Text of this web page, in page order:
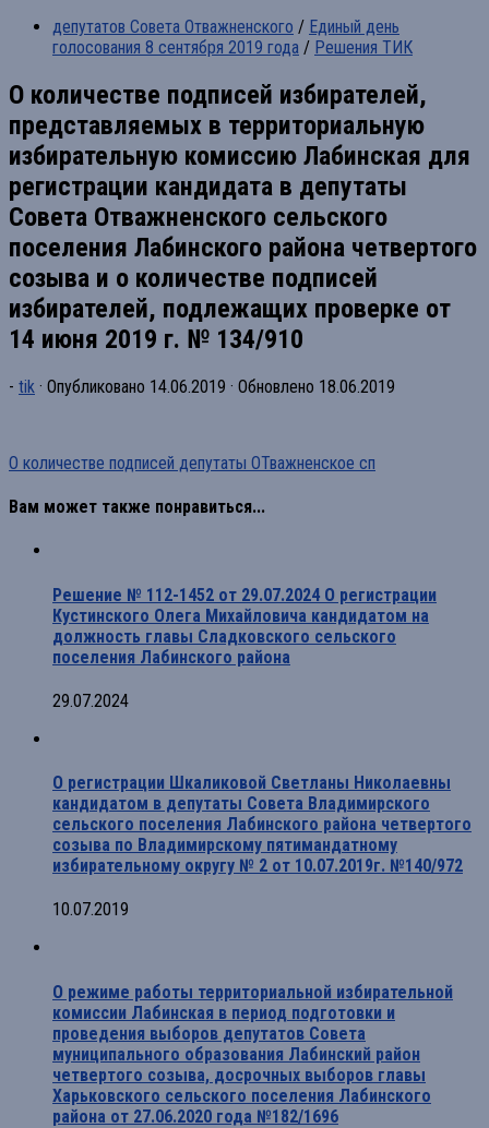
депутатов Совета Отважненского / Единый день
голосования 8 сентября 2019 года / Решения ТИК
О количестве подписей избирателей,
представляемых в территориальную
избирательную комиссию Лабинская для
регистрации кандидата в депутаты
Совета Отважненского сельского
поселения Лабинского района четвертого
созыва и о количестве подписей
избирателей, подлежащих проверке от
14 июня 2019 г. № 134/910
- tik · Опубликовано 14.06.2019 · Обновлено 18.06.2019
О количестве подписей депутаты ОТважненское сп
Вам может также понравиться...
Решение № 112-1452 от 29.07.2024 О регистрации
Кустинского Олега Михайловича кандидатом на
должность главы Сладковского сельского
поселения Лабинского района
29.07.2024
О регистрации Шкаликовой Светланы Николаевны
кандидатом в депутаты Совета Владимирского
сельского поселения Лабинского района четвертого
созыва по Владимирскому пятимандатному
избирательному округу № 2 от 10.07.2019г. №140/972
10.07.2019
О режиме работы территориальной избирательной
комиссии Лабинская в период подготовки и
проведения выборов депутатов Совета
муниципального образования Лабинский район
четвертого созыва, досрочных выборов главы
Харьковского сельского поселения Лабинского
района от 27.06.2020 года №182/1696